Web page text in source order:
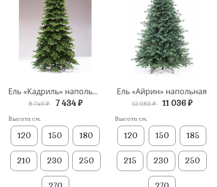
Ель «Кадриль» напольная
8 746 ₽ 7 434 ₽
Высота см.
120 150 180
210 230 250
Ель «Айрин» напольная
12 983 ₽ 11 036 ₽
Высота см.
120 150 185
215 230 250